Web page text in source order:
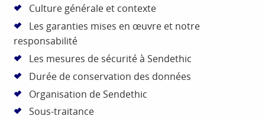
Culture générale et contexte
Les garanties mises en œuvre et notre
responsabilité
Les mesures de sécurité à Sendethic
Durée de conservation des données
Organisation de Sendethic
Sous-traitance